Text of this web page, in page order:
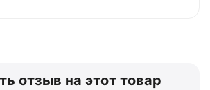
отзыв на этот товар